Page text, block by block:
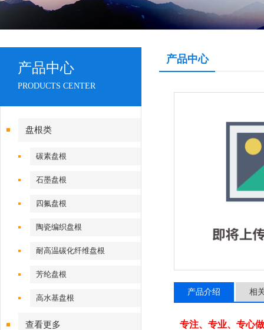
产品中心
PRODUCTS CENTER
盘根类
碳素盘根
石墨盘根
四氟盘根
陶瓷编织盘根
耐高温碳化纤维盘根
芳纶盘根
高水基盘根
查看更多
产品中心
产品介绍 相
专注、专业、专心